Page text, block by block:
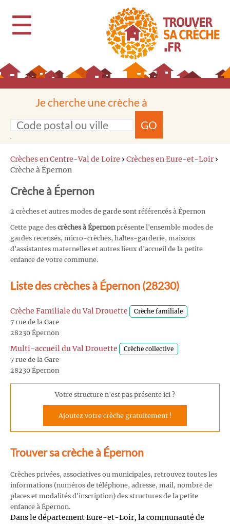
☰
Je cherche une crèche à
GO
Crèches en Centre-Val de Loire › Crèches en Eure-et-Loir ›
Crèche à Épernon
Crèche à Épernon
2 crèches et autres modes de garde sont référencés à Épernon
Cette page des crèches à Épernon présente l'ensemble modes de
gardes recensés, micro-crèches, haltes-garderie, maisons
d'assistantes maternelles et autres lieux d'accueil de la petite
enfance de votre commune.
Liste des crèches à Épernon (28230)
Crèche Familiale du Val Drouette Crèche familiale
7 rue de la Gare
28230 Épernon
Multi-accueil du Val Drouette Crèche collective
7 rue de la Gare
28230 Épernon
Votre structure n'est pas présente ici ?
Ajoutez votre crèche gratuitement !
Trouver sa crèche à Épernon
Crèches privées, associatives ou municipales, retrouvez toutes les
informations (numéros de téléphone, adresse, mail, nombre de
places et modalités d'inscription) des structures de la petite
enfance à Épernon.
Dans le département Eure-et-Loir, la communauté de